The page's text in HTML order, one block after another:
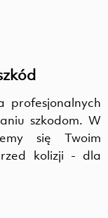
profesjonalnych
szkodom. W
się Twoim
kolizji - dla